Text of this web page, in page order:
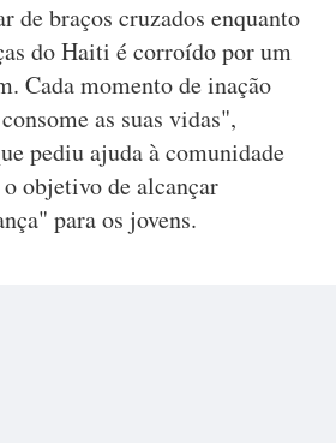
de braços cruzados enquanto
do Haiti é corroído por um
Cada momento de inação
as suas vidas",
pediu ajuda à comunidade
objetivo de alcançar
para os jovens.